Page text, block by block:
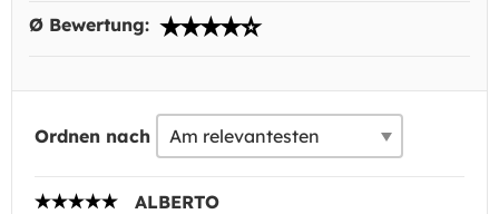
Ø Bewertung:
Ordnen nach
ALBERTO